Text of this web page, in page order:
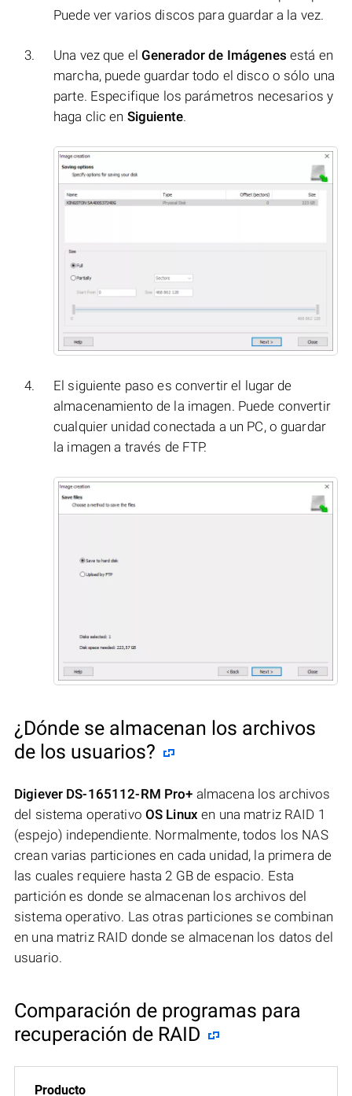
Puede ver varios discos para guardar a la vez.
Una vez que el Generador de Imágenes está en
marcha, puede guardar todo el disco o sólo una
parte. Especifique los parámetros necesarios y
haga clic en Siguiente.
El siguiente paso es convertir el lugar de
almacenamiento de la imagen. Puede convertir
cualquier unidad conectada a un PC, o guardar
la imagen a través de FTP.
¿Dónde se almacenan los archivos
de los usuarios?
Digiever DS-165112-RM Pro+ almacena los archivos
del sistema operativo OS Linux en una matriz RAID 1
(espejo) independiente. Normalmente, todos los NAS
crean varias particiones en cada unidad, la primera de
las cuales requiere hasta 2 GB de espacio. Esta
partición es donde se almacenan los archivos del
sistema operativo. Las otras particiones se combinan
en una matriz RAID donde se almacenan los datos del
usuario.
Comparación de programas para
recuperación de RAID